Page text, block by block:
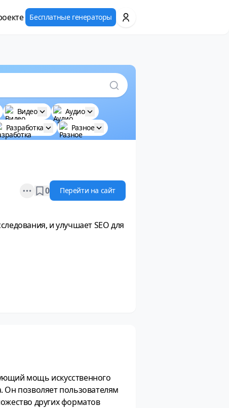
Бесплатные генераторы
Видео
Аудио
Разработка
Разное
Open options
0 Перейти на сайт
и улучшает SEO для
мощь искусственного
Он позволяет пользователям
других форматов